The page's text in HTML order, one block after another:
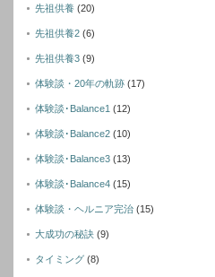
先祖供養 (20)
先祖供養2 (6)
先祖供養3 (9)
体験談・20年の軌跡 (17)
体験談･Balance1 (12)
体験談･Balance2 (10)
体験談･Balance3 (13)
体験談･Balance4 (15)
体験談・ヘルニア完治 (15)
大成功の秘訣 (9)
タイミング (8)